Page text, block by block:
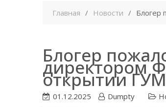
Главная Новости Блогер
Блогер
директором
открытии
01.12.2025 Dumpty